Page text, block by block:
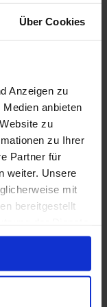
Über Cookies
Anzeigen zu
anbieten
zu
zu Ihrer
Partner für
weiter. Unsere
mit
bereitgestellt
Balkonhutvan
6.359p.p.
met